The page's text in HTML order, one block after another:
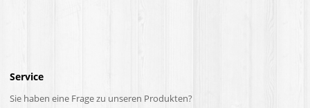
Service
Sie haben eine Frage zu unseren Produkten?